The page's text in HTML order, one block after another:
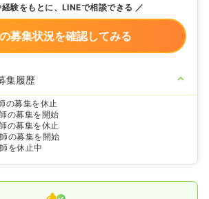
験をもとに、LINEで相談できる
募集状況を確認してみる
集履歴
の募集を休止
の募集を開始
の募集を休止
の募集を開始
を休止中